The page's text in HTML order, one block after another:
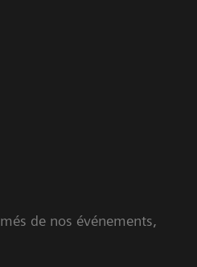
de nos événements,